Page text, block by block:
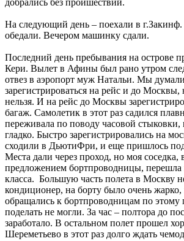
На следующий день – поехали в
обедали. Вечером машинку сдали.
Последний день пребывания на острове
Кери. Вылет в Афины был рано утром
отвез в аэропорт муж Натальи. Мы думали
зарегистрироваться на рейс и до
нельзя. И на рейс до Москвы
багаж. Самолетик в этот раз садился
переживала по поводу часовой
гладко. Быстро зарегистрировались на
сходили в ДьютиФри, и еще пришлось
Места дали через проход, но моя соседка,
предложением бортпроводницы, перешла
класса. Большую часть полета в Москву
кондиционер, на борту было очень
обращались к бортпроводницам по этому
поделать не могли. За час – полтора до
заработало. В остальном полет прошел
Шереметьево в этот раз долго ждать